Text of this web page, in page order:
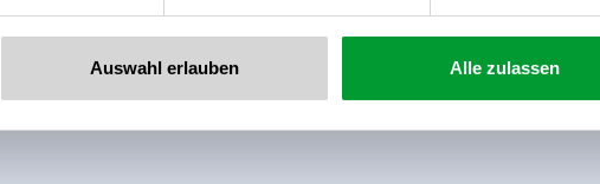
Auswahl erlauben Alle zulassen
Zurück zur Übersicht